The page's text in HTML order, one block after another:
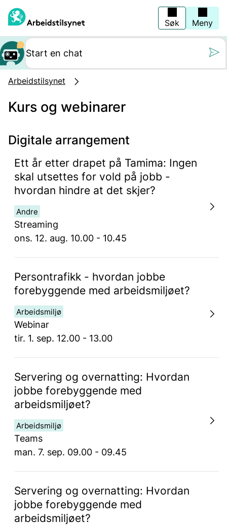
hovedinnhold
Søk Meny
Arbeidstilsynet
Kurs og webinarer
Digitale arrangement
Ett år etter drapet på Tamima: Ingen
skal utsettes for vold på jobb -
hvordan hindre at det skjer?
Andre
Streaming
ons. 12. aug. 10.00 - 10.45
Persontrafikk - hvordan jobbe
forebyggende med arbeidsmiljøet?
Arbeidsmiljø
Webinar
tir. 1. sep. 12.00 - 13.00
Servering og overnatting: Hvordan
jobbe forebyggende med
arbeidsmiljøet?
Arbeidsmiljø
Teams
man. 7. sep. 09.00 - 09.45
Servering og overnatting: Hvordan
jobbe forebyggende med
arbeidsmiljøet?